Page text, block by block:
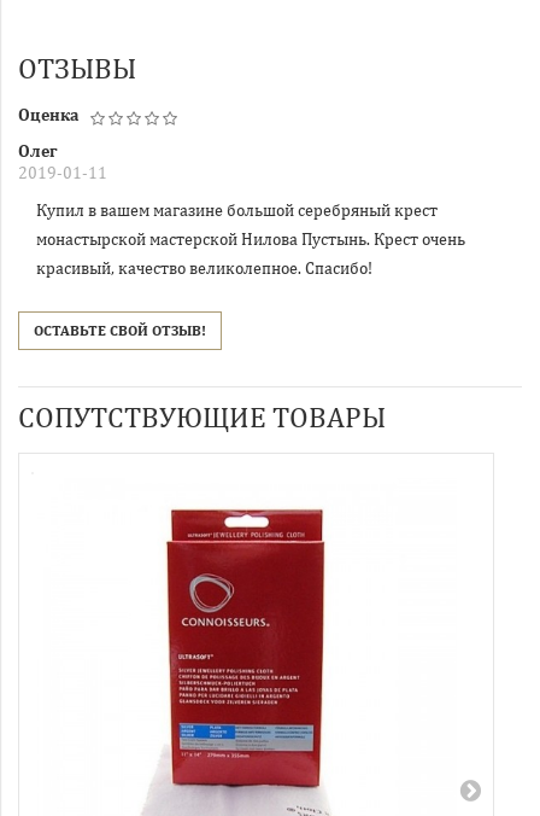
ОТЗЫВЫ
Оценка
Олег
2019-01-11
Купил в вашем магазине большой серебряный крест
монастырской мастерской Нилова Пустынь. Крест очень
красивый, качество великолепное. Спасибо!
ОСТАВЬТЕ СВОЙ ОТЗЫВ!
СОПУТСТВУЮЩИЕ ТОВАРЫ